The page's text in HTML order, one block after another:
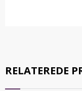
RELATEREDE